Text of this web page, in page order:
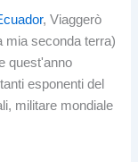
, Viaggerò
mia seconda terra)
quest'anno
esponenti del
militare mondiale